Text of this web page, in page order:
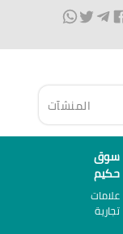
المنشآت
سوق
حكيم
علامات
تجارية